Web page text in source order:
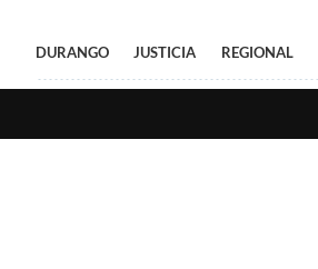
DURANGO JUSTICIA REGIONAL